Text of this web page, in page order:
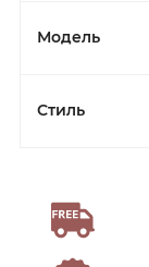
Модель
Стиль